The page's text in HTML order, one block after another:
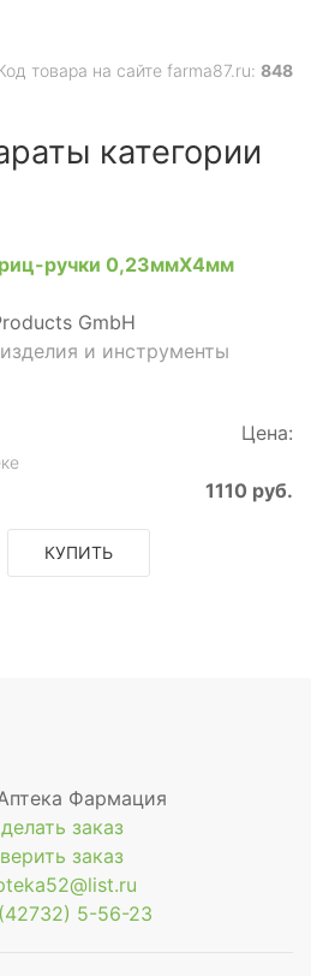
товара на сайте farma87.ru: 848
категории
ручки 0,23ммX4мм
GmbH
и инструменты
Цена:
1110 руб.
КУПИТЬ
Фармация
заказ
заказ
5-56-23